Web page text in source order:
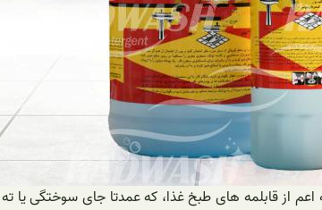
از قابلمه های طبخ غذا، که عمدتا جای سوختگی